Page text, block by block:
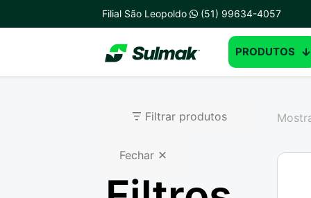
Filial São Leopoldo (51) 99634-4057
PRODUTOS
Filtrar produtos
Fechar